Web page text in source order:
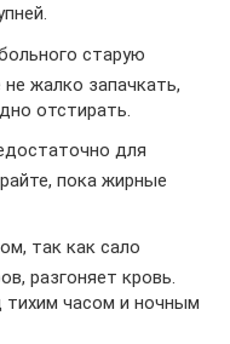
старую
жалко запачкать,
отстирать.
для
пока жирные
так как сало
разгоняет кровь.
тихим часом и ночным